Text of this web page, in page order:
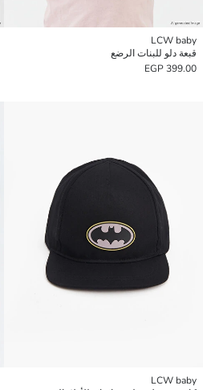
LCW baby
قبعة دلو للبنات الرضع
399.00 EGP
LCW baby